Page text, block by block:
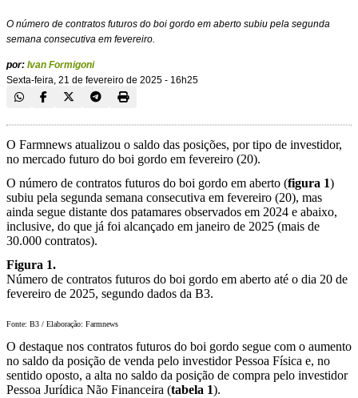
O número de contratos futuros do boi gordo em aberto subiu pela segunda
semana consecutiva em fevereiro.
por: Ivan Formigoni
Sexta-feira, 21 de fevereiro de 2025 - 16h25
O Farmnews atualizou o saldo das posições, por tipo de investidor,
no mercado futuro do boi gordo em fevereiro (20).
O número de contratos futuros do boi gordo em aberto (figura 1)
subiu pela segunda semana consecutiva em fevereiro (20), mas
ainda segue distante dos patamares observados em 2024 e abaixo,
inclusive, do que já foi alcançado em janeiro de 2025 (mais de
30.000 contratos).
Figura 1.
Número de contratos futuros do boi gordo em aberto até o dia 20 de
fevereiro de 2025, segundo dados da B3.
Fonte: B3 / Elaboração: Farmnews
O destaque nos contratos futuros do boi gordo segue com o aumento
no saldo da posição de venda pelo investidor Pessoa Física e, no
sentido oposto, a alta no saldo da posição de compra pelo investidor
Pessoa Jurídica Não Financeira (tabela 1).